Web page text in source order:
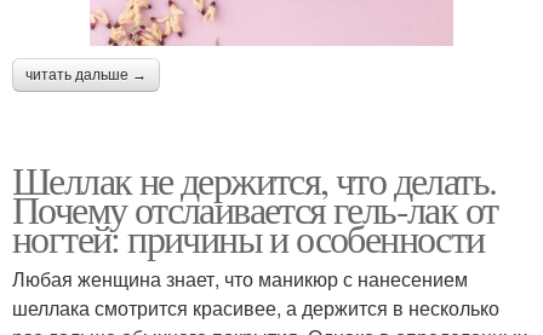
читать дальше →
Шеллак не держится, что делать.
Почему отслаивается гель-лак от
ногтей: причины и особенности
Любая женщина знает, что маникюр с нанесением
шеллака смотрится красивее, а держится в несколько